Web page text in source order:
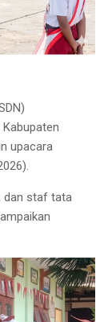
upacara
dan staf tata